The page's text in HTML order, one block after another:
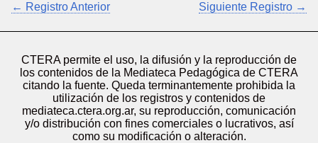
← Registro Anterior Siguiente Registro →
CTERA permite el uso, la difusión y la reproducción de
los contenidos de la Mediateca Pedagógica de CTERA
citando la fuente. Queda terminantemente prohibida la
utilización de los registros y contenidos de
mediateca.ctera.org.ar, su reproducción, comunicación
y/o distribución con fines comerciales o lucrativos, así
como su modificación o alteración.